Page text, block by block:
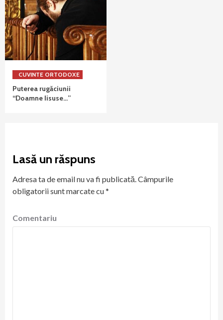
CUVINTE ORTODOXE
Puterea rugăciunii
“Doamne Iisuse…”
Lasă un răspuns
Adresa ta de email nu va fi publicată.Câmpurile
obligatorii sunt marcate cu*
Comentariu